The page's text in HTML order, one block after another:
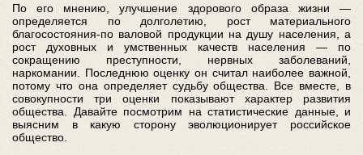
По его мнению, улучшение здорового образа жизни —
определяется по долголетию, рост материального
благосостояния-по валовой продукции на душу населения, а
рост духовных и умственных качеств населения — по
сокращению преступности, нервных заболеваний,
наркомании. Последнюю оценку он считал наиболее важной,
потому что она определяет судьбу общества. Все вместе, в
совокупности три оценки показывают характер развития
общества. Давайте посмотрим на статистические данные, и
выясним в какую сторону эволюционирует российское
общество.